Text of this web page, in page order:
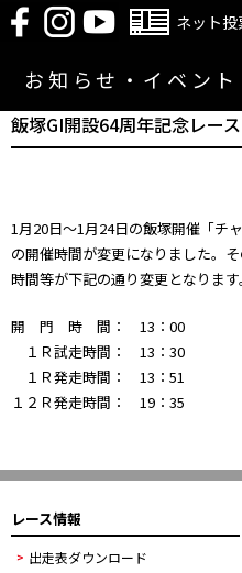
ネット投
お知らせ・イベント
飯塚GI開設64周年記念レー
1月20日～1月24日の飯塚開催「チ
の開催時間が変更になりました。
時間等が下記の通り変更となります。
開 門 時 間： 13：00
１Ｒ試走時間： 13：30
１Ｒ発走時間： 13：51
１２Ｒ発走時間： 19：35
レース情報
出走表ダウンロード